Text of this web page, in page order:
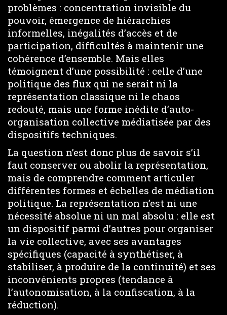
problèmes : concentration invisible du
pouvoir, émergence de hiérarchies
informelles, inégalités d’accès et de
participation, difficultés à maintenir une
cohérence d’ensemble. Mais elles
témoignent d’une possibilité : celle d’une
politique des flux qui ne serait ni la
représentation classique ni le chaos
redouté, mais une forme inédite d’auto-
organisation collective médiatisée par des
dispositifs techniques.
La question n’est donc plus de savoir s’il
faut conserver ou abolir la représentation,
mais de comprendre comment articuler
différentes formes et échelles de médiation
politique. La représentation n’est ni une
nécessité absolue ni un mal absolu : elle est
un dispositif parmi d’autres pour organiser
la vie collective, avec ses avantages
spécifiques (capacité à synthétiser, à
stabiliser, à produire de la continuité) et ses
inconvénients propres (tendance à
l’autonomisation, à la confiscation, à la
réduction).